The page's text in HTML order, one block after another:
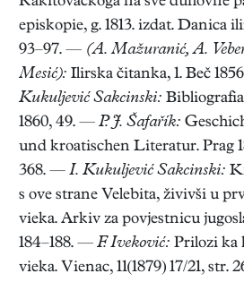
episkopie, g. 1813. izdat. Danica
93–97. — (A. Mažuranić, A.
Mesić): Ilirska čitanka, 1. Beč
Kukuljević Sakcinski:
1860, 49. — P. J. Šafařík:
und kroatischen Literatur. Prag
368. — I. Kukuljević Sakcinski:
s ove strane Velebita, živivši u
vieka. Arkiv za povjestnicu
184–188. — F. Iveković: Prilozi ka
vieka. Vienac, 11(1879) 17/21, str.